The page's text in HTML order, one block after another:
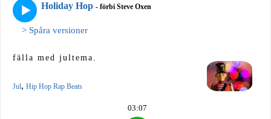
Holiday Hop - förbi Steve Oxen
> Spåra versioner
fälla med jultema.
Jul, Hip Hop Rap Beats
03:07